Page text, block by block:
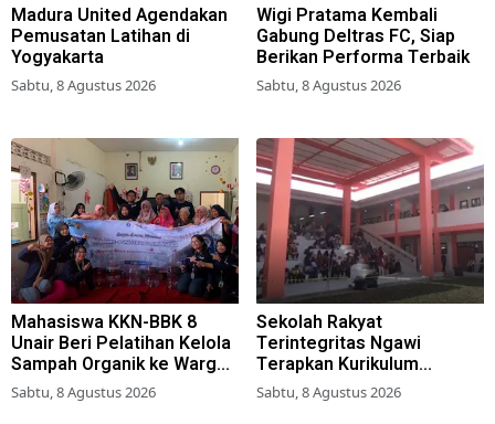
Madura United Agendakan
Pemusatan Latihan di
Yogyakarta
Sabtu, 8 Agustus 2026
Wigi Pratama Kembali
Gabung Deltras FC, Siap
Berikan Performa Terbaik
Sabtu, 8 Agustus 2026
Mahasiswa KKN-BBK 8
Unair Beri Pelatihan Kelola
Sampah Organik ke Warga
Simokerto Surabaya
Sabtu, 8 Agustus 2026
Sekolah Rakyat
Terintegritas Ngawi
Terapkan Kurikulum
Berbasis Asrama
Sabtu, 8 Agustus 2026